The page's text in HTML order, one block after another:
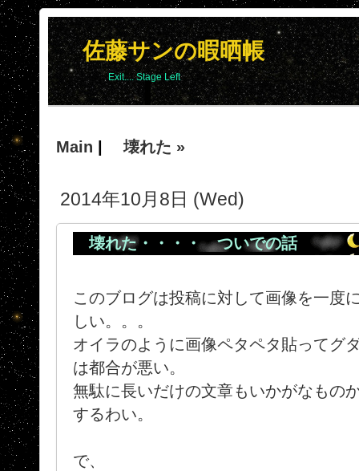
佐藤サンの暇晒帳
Exit.... Stage Left
Main 壊れた »
2014年10月8日 (Wed)
壊れた・・・・ ついでの話
このブログは投稿に対して画像を一度
しい。。。
オイラのように画像ペタペタ貼ってグ
は都合が悪い。
無駄に長いだけの文章もいかがなもの
するわい。
で、